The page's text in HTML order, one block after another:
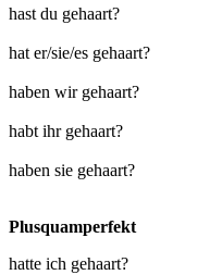
hast du gehaart?
hat er/sie/es gehaart?
haben wir gehaart?
habt ihr gehaart?
haben sie gehaart?
Plusquamperfekt
hatte ich gehaart?